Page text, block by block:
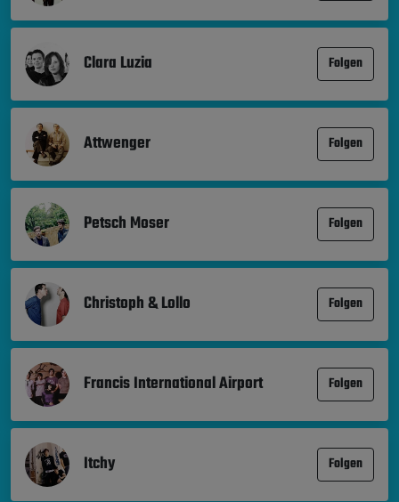
Clara Luzia Folgen
Attwenger Folgen
Petsch Moser Folgen
Christoph & Lollo Folgen
Francis International Airport Folgen
Itchy Folgen